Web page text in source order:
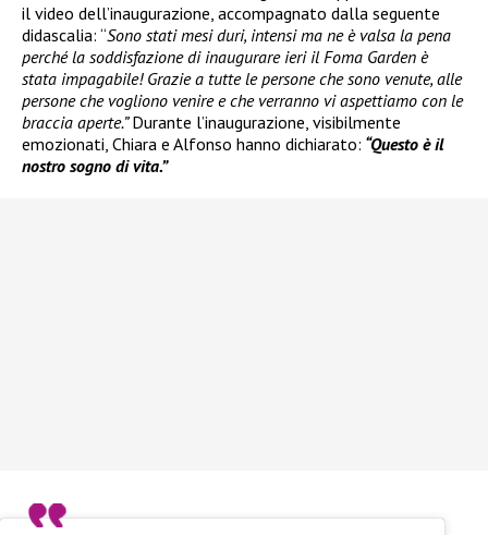
il video dell’inaugurazione, accompagnato dalla seguente
didascalia: “Sono stati mesi duri, intensi ma ne è valsa la pena
perché la soddisfazione di inaugurare ieri il Foma Garden è
stata impagabile! Grazie a tutte le persone che sono venute, alle
persone che vogliono venire e che verranno vi aspettiamo con le
braccia aperte.”Durante l’inaugurazione, visibilmente
emozionati, Chiara e Alfonso hanno dichiarato: “Questo è il
nostro sogno di vita.”